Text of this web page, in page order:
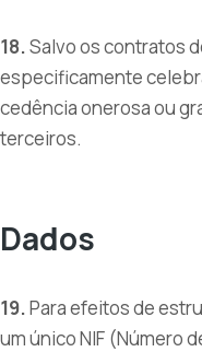
18.Salvo os contratos
especificamente
cedência onerosa ou
terceiros.
Dados
19.Para efeitos de
um único NIF (Número